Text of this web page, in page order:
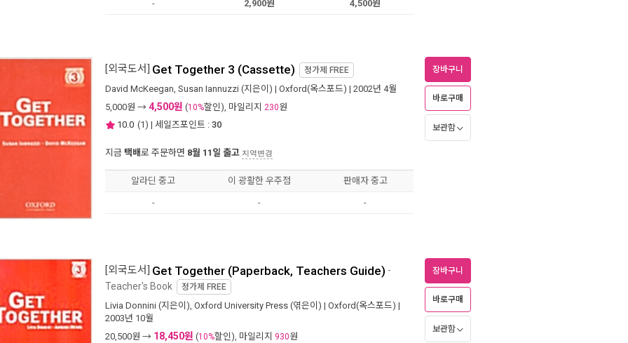
- 2,900원 4,500원
[외국도서] Get Together 3 (Cassette) 정가제 FREE
David McKeegan, Susan Iannuzzi (지은이) | Oxford(옥스포드) | 2002년 4월
5,000원 → 4,500원 (10%할인), 마일리지 230원
10.0 (1) | 세일즈포인트 : 30
지금 택배로 주문하면 8월 11일 출고 지역변경
장바구니
바로구매
보관함
알라딘 중고 이 광활한 우주점 판매자 중고
- - -
[외국도서] Get Together (Paperback, Teachers Guide) -
Teacher's Book 정가제 FREE
Livia Donnini (지은이), Oxford University Press (엮은이) | Oxford(옥스포드) |
2003년 10월
20,500원 → 18,450원 (10%할인), 마일리지 930원
장바구니
바로구매
보관함